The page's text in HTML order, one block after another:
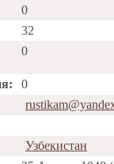
0
32
0
0
Узбекистан